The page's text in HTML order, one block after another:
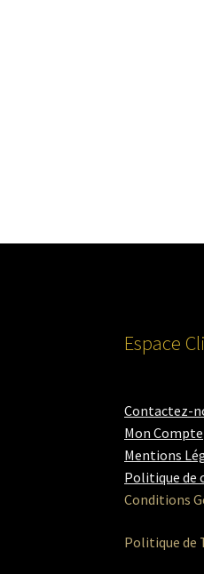
Espace
Contactez-
Mon Compte
Mentions
Politique de
Conditions
Politique de